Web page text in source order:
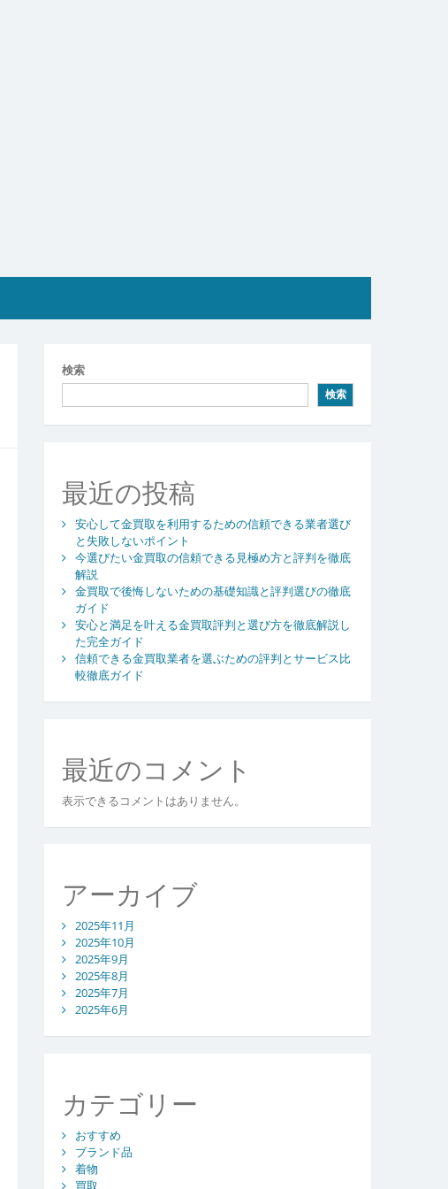
検索
検索
最近の投稿
安心して金買取を利用するための信頼できる業者選び
と失敗しないポイント
今選びたい金買取の信頼できる見極め方と評判を徹底
解説
金買取で後悔しないための基礎知識と評判選びの徹底
ガイド
安心と満足を叶える金買取評判と選び方を徹底解説し
た完全ガイド
信頼できる金買取業者を選ぶための評判とサービス比
較徹底ガイド
最近のコメント
表示できるコメントはありません。
アーカイブ
2025年11月
2025年10月
2025年9月
2025年8月
2025年7月
2025年6月
カテゴリー
おすすめ
ブランド品
着物
買取